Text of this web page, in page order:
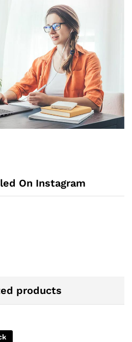
On Instagram
products